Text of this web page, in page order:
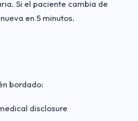
Si el paciente cambia de
en 5 minutos.
bordado:
disclosure